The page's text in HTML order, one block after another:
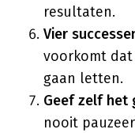
resultaten.
Vier
voorkomt
gaan letten.
Geef zelf het
nooit